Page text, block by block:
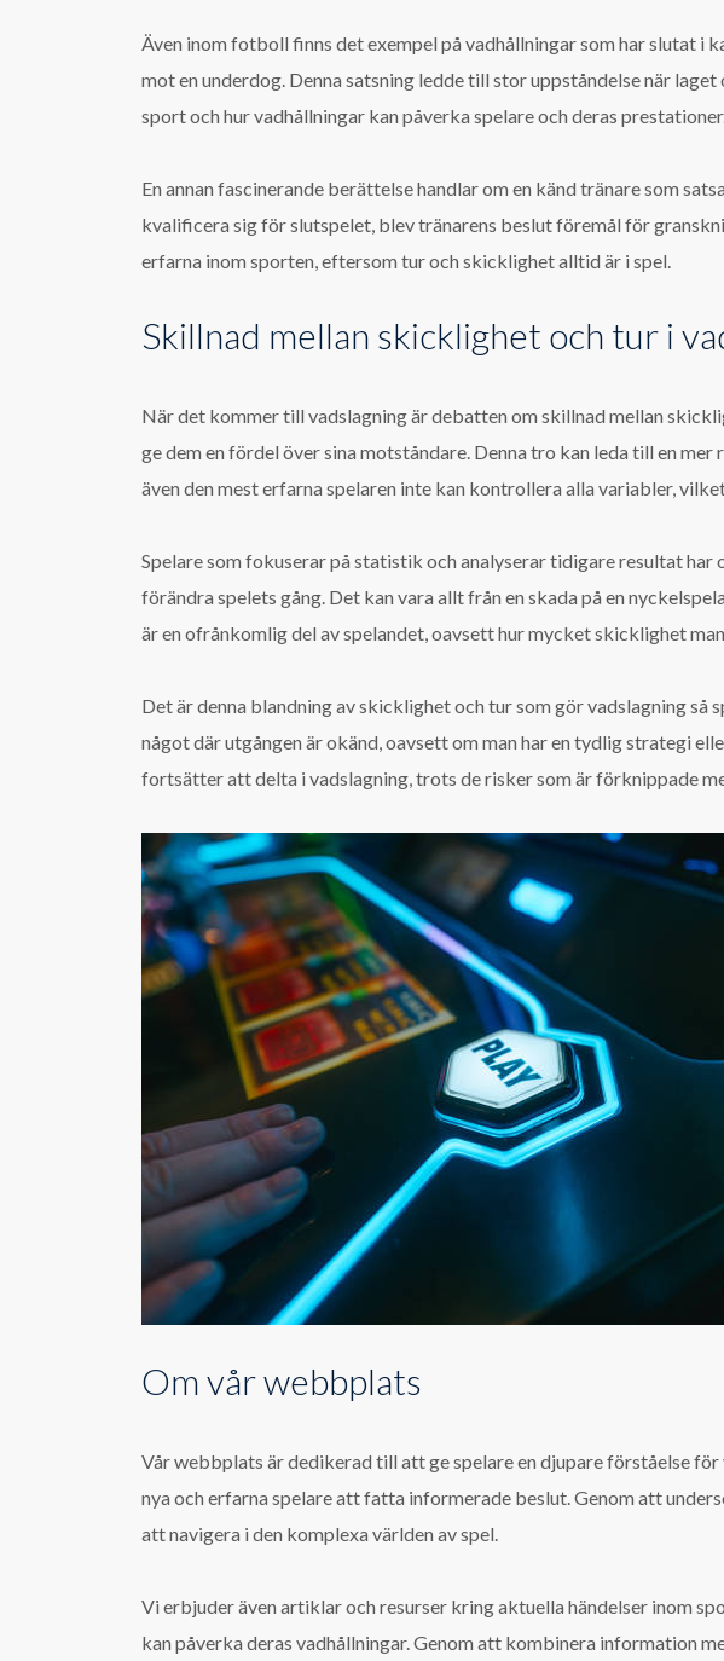
Även inom fotboll finns det exempel på vadhållningar som har slutat i
mot en underdog. Denna satsning ledde till stor uppståndelse när
sport och hur vadhållningar kan påverka spelare och deras
En annan fascinerande berättelse handlar om en känd tränare som
kvalificera sig för slutspelet, blev tränarens beslut föremål för
erfarna inom sporten, eftersom tur och skicklighet alltid är i spel.
Skillnad mellan skicklighet och tur i
När det kommer till vadslagning är debatten om skillnad mellan
ge dem en fördel över sina motståndare. Denna tro kan leda till en
även den mest erfarna spelaren inte kan kontrollera alla variabler,
Spelare som fokuserar på statistik och analyserar tidigare resultat
förändra spelets gång. Det kan vara allt från en skada på en
är en ofrånkomlig del av spelandet, oavsett hur mycket skicklighet
Det är denna blandning av skicklighet och tur som gör vadslagning så
något där utgången är okänd, oavsett om man har en tydlig strategi
fortsätter att delta i vadslagning, trots de risker som är förknippade
Om vår webbplats
Vår webbplats är dedikerad till att ge spelare en djupare förståelse
nya och erfarna spelare att fatta informerade beslut. Genom att
att navigera i den komplexa världen av spel.
Vi erbjuder även artiklar och resurser kring aktuella händelser inom
kan påverka deras vadhållningar. Genom att kombinera information